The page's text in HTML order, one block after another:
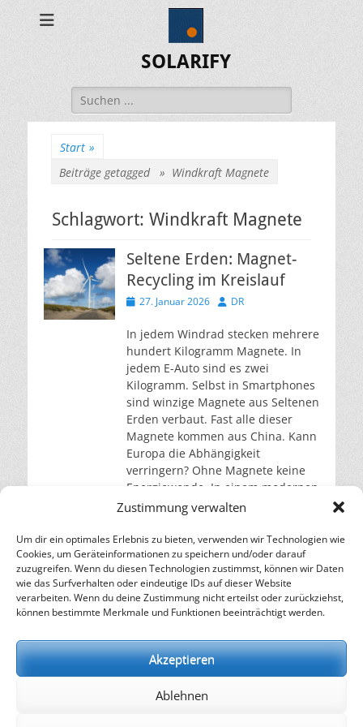
Zustimmung verwalten
Um dir ein optimales Erlebnis zu bieten, verwenden wir Technologien wie
Cookies, um Geräteinformationen zu speichern und/oder darauf
zuzugreifen. Wenn du diesen Technologien zustimmst, können wir Daten
wie das Surfverhalten oder eindeutige IDs auf dieser Website
verarbeiten. Wenn du deine Zustimmung nicht erteilst oder zurückziehst,
können bestimmte Merkmale und Funktionen beeinträchtigt werden.
Akzeptieren
Ablehnen
SOLARIFY
Suchen
nach:
Start »
Beiträge getagged » Windkraft Magnete
Schlagwort: Windkraft Magnete
Seltene Erden: Magnet-
Recycling im Kreislauf
Veröffentlicht
27. Januar 2026 Autor
DR
In jedem Windrad stecken mehrere
hundert Kilogramm Magnete. In
jedem E-Auto sind es zwei
Kilogramm. Selbst in Smartphones
sind winzige Magnete aus Seltenen
Erden verbaut. Fast alle dieser
Magnete kommen aus China. Kann
Europa die Abhängigkeit
verringern? Ohne Magnete keine
Energiewende. In einem modernen
Windrad stecken bis zu 600
Neodym, einem seltenen
weiterlesen…
– Energie für die Zukunft –
Nachhaltigkeit, Kreislaufwirtschaft,
Erneuerbare Energien, Klimawandel und Energiewende.